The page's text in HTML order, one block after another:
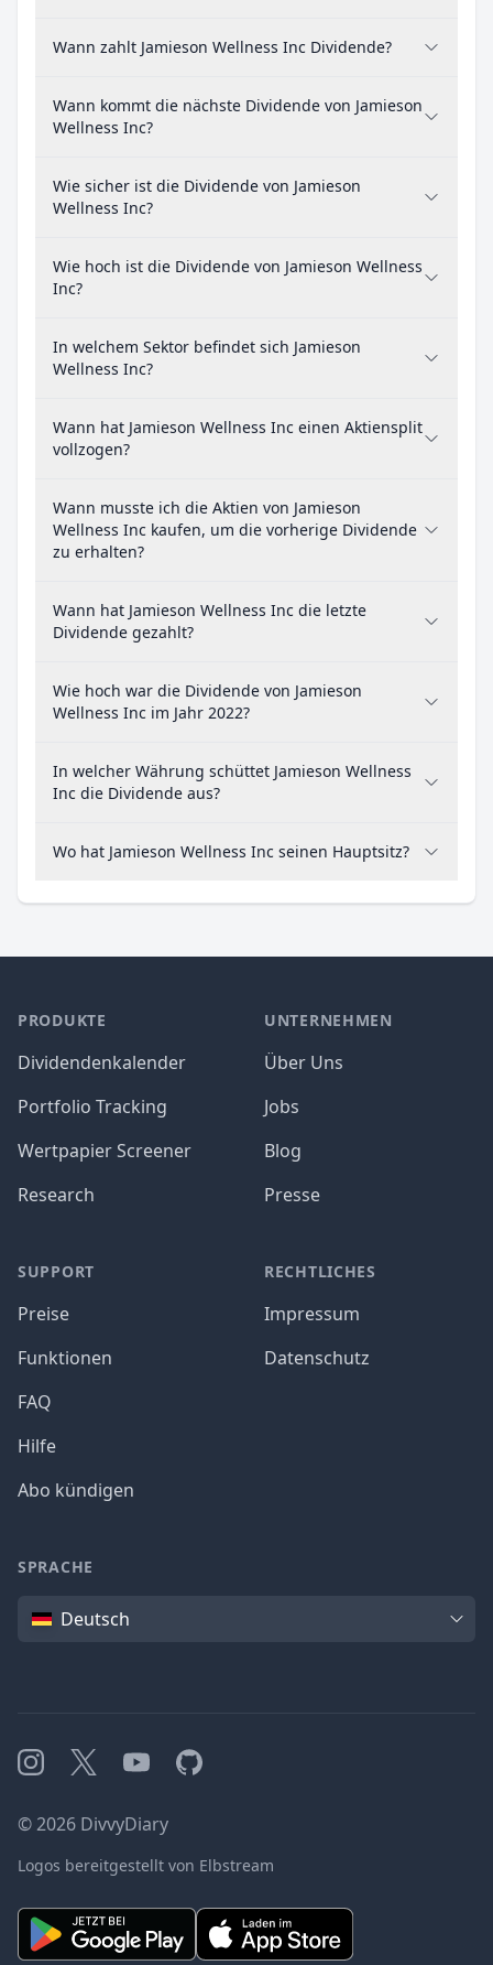
Wann zahlt Jamieson Wellness Inc Dividende?
Wann kommt die nächste Dividende von Jamieson
Wellness Inc?
Wie sicher ist die Dividende von Jamieson
Wellness Inc?
Wie hoch ist die Dividende von Jamieson Wellness
Inc?
In welchem Sektor befindet sich Jamieson
Wellness Inc?
Wann hat Jamieson Wellness Inc einen Aktiensplit
vollzogen?
Wann musste ich die Aktien von Jamieson
Wellness Inc kaufen, um die vorherige Dividende
zu erhalten?
Wann hat Jamieson Wellness Inc die letzte
Dividende gezahlt?
Wie hoch war die Dividende von Jamieson
Wellness Inc im Jahr 2022?
In welcher Währung schüttet Jamieson Wellness
Inc die Dividende aus?
Wo hat Jamieson Wellness Inc seinen Hauptsitz?
PRODUKTE
Dividendenkalender
Portfolio Tracking
Wertpapier Screener
Research
SUPPORT
Preise
Funktionen
FAQ
Hilfe
Abo kündigen
UNTERNEHMEN
Über Uns
Jobs
Blog
Presse
RECHTLICHES
Impressum
Datenschutz
SPRACHE
SpracheDeutsch
Instagram
X YouTubeGitHub
©2026 DivvyDiary
Logos bereitgestellt von Elbstream